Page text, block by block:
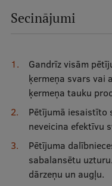
Secinājumi
Gandrīz visām
ķermeņa svars vai
ķermeņa tauku
Pētījumā iesaistīto
neveicina efektīvu
Pētījuma
sabalansētu
dārzeņu un augļu.